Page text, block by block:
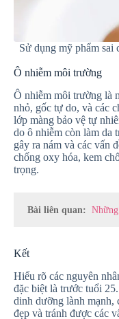
Sử dụng mỹ phẩm sai
Ô nhiễm môi trường
Ô nhiễm môi trường là
nhỏ, gốc tự do, và các
lớp màng bảo vệ tự
do ô nhiễm còn làm da
gây ra nám và các vấn
chống oxy hóa, kem
trọng.
Bài liên quan:
Kết
Hiểu rõ các nguyên
đặc biệt là trước tuổi
dinh dưỡng lành mạnh,
đẹp và tránh được các